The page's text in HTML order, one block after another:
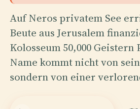
Auf Neros privatem See
Beute aus Jerusalem
Kolosseum 50,000 Geistern
Name kommt nicht von
sondern von einer